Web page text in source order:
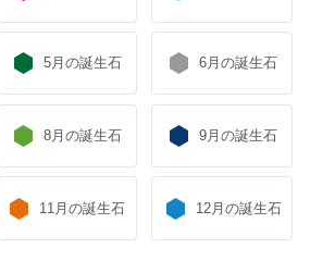
5月の誕生石 6月の誕生石
8月の誕生石 9月の誕生石
11月の誕生石 12月の誕生石